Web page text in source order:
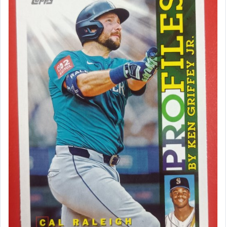
生日趣味號碼
網球 ATP WTA
2025 Topps Chrome Update
Topps Allen & Ginter
2025 Topps Chrome Fortune 15
2025 Topps Summer Superstars
2025 Topps OPS Leaders
2025 Topps 35週年之 1990
Mascots / First Pitch
網球簽名卡 用品卡